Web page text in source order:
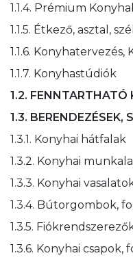
1.1.4. Prémium
1.1.5. Étkező, asztal,
1.1.6. Konyhatervezés,
1.1.7. Konyhastúdiók
1.2. FENNTARTHATÓ
1.3. BERENDEZÉSEK,
1.3.1. Konyhai hátfalak
1.3.2. Konyhai
1.3.3. Konyhai
1.3.4. Bútorgombok,
1.3.5.
1.3.6. Konyhai